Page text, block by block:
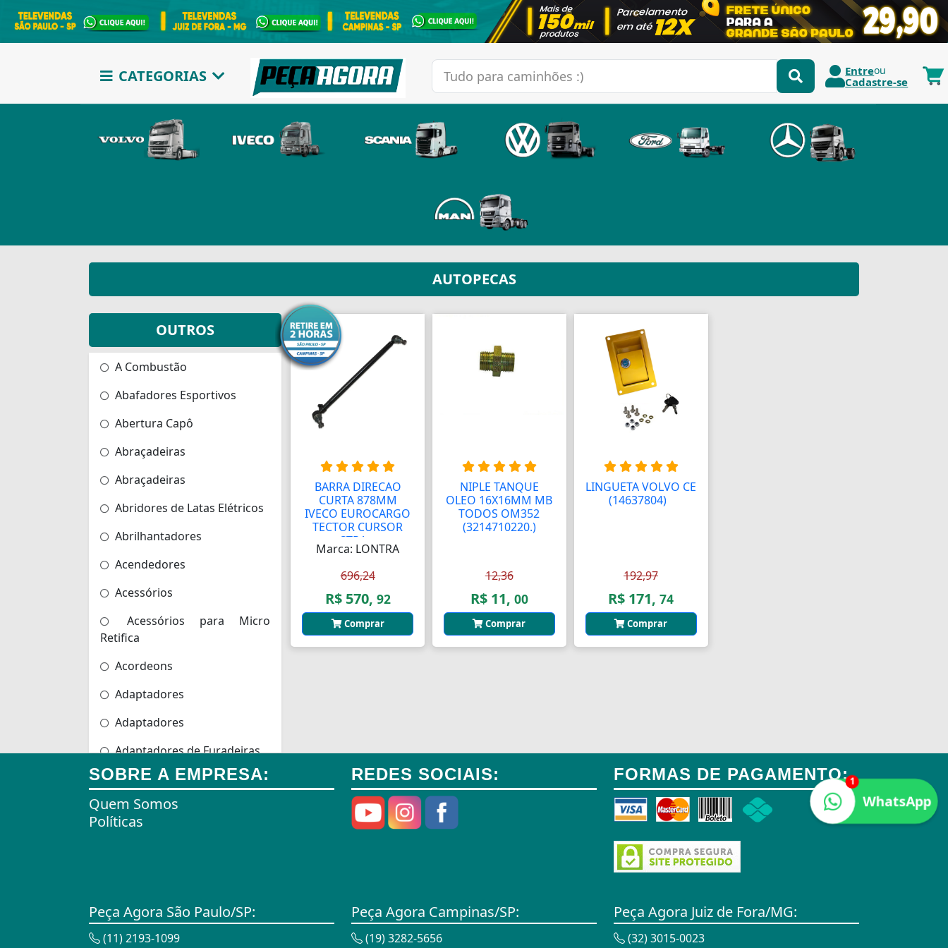
1
WhatsApp
CATEGORIAS Entreou
Cadastre-se
AUTOPECAS
OUTROS
A Combustão
Abafadores Esportivos
Abertura Capô
Abraçadeiras
Abraçadeiras
Abridores de Latas Elétricos
Abrilhantadores
Acendedores
Acessórios
Acessórios para Micro
Retifica
Acordeons
Adaptadores
Adaptadores
Adaptadores de Furadeiras
Adaptadores de Scanners
Adaptadores de Tomadas
Airbag
BARRA DIRECAO
CURTA 878MM
IVECO EUROCARGO
TECTOR CURSOR
STRA...
Marca: LONTRA
696,24
R$ 570, 92
Comprar
NIPLE TANQUE
OLEO 16X16MM MB
TODOS OM352
(3214710220.)
12,36
R$ 11, 00
Comprar
LINGUETA VOLVO CE
(14637804)A
192,97
R$ 171, 74
Comprar
SOBRE A EMPRESA:
Quem Somos
Políticas
REDES SOCIAIS: FORMAS DE PAGAMENTO:
Peça Agora São Paulo/SP:
(11) 2193-1099
Peça Agora Campinas/SP:
(19) 3282-5656
Peça Agora Juiz de Fora/MG:
(32) 3015-0023